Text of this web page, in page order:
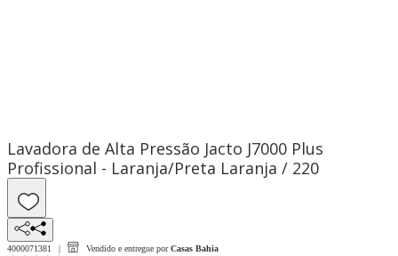
Lavadora de Alta Pressão Jacto J7000 Plus
Profissional - Laranja/Preta Laranja / 220
4000071381 Vendido e entregue por Casas Bahia